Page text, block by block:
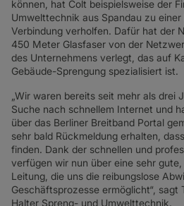
können, hat Colt beispielsweise der
Umwelttechnik aus Spandau zu
Verbindung verholfen. Dafür hat der
450 Meter Glasfaser von der
des Unternehmens verlegt, das auf
Gebäude-Sprengung spezialisiert ist.
„Wir waren bereits seit mehr als drei
Suche nach schnellem Internet und
über das Berliner Breitband Portal
sehr bald Rückmeldung erhalten,
finden. Dank der schnellen und
verfügen wir nun über eine sehr
Leitung, die uns die reibungslose
Geschäftsprozesse ermöglicht“, sagt
Halter Spreng- und Umwelttechnik.